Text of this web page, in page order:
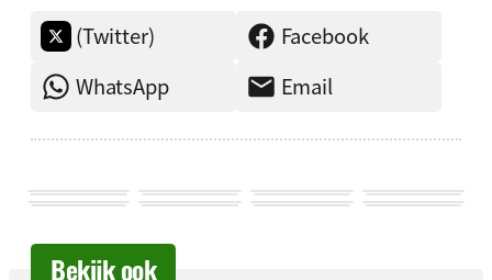
(Twitter)
Facebook
WhatsApp
Email
Bekijk ook